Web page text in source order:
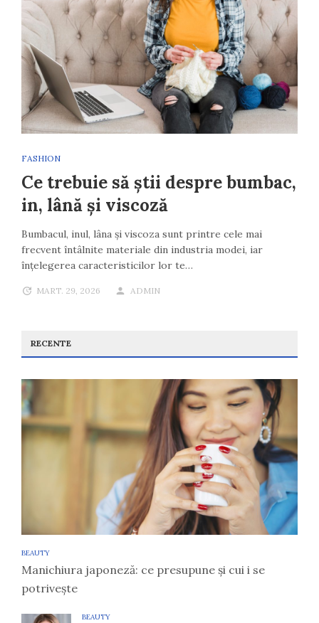
FASHION
Ce trebuie să știi despre bumbac,
in, lână și viscoză
Bumbacul, inul, lâna și viscoza sunt printre cele mai
frecvent întâlnite materiale din industria modei, iar
înțelegerea caracteristicilor lor te…
MART. 29, 2026 ADMIN
RECENTE
BEAUTY
Manichiura japoneză: ce presupune și cui i se
potrivește
BEAUTY